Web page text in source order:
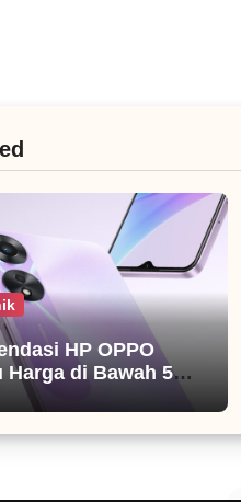
HP OPPO
Harga di Bawah 5